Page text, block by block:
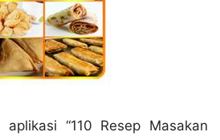
aplikasi “110 Resep Masakan